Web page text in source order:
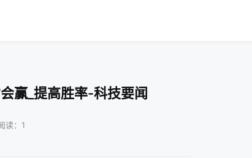
赢_提高胜率-科技要闻
读：1